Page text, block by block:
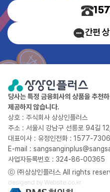
간편
당사는 특정 금융회사의 상품을 추천
제공하지 않습니다.
상호 : 주식회사 상상인플러스
주소 : 서울시 강남구 선릉로 94길
대표이사 : 유정인전화 : 1577-7306
E-mail :
사업자등록번호 : 324-86-00365
ⓒ ㈜상상인플러스 All rights
desigend by Website.co.kr